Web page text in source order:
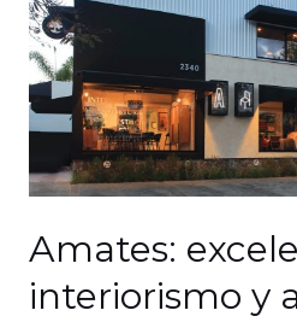
Amates:
interiorismo y